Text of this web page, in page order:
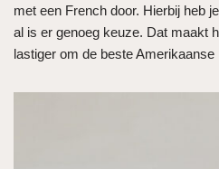
met een French door. Hierbij heb
al is er genoeg keuze. Dat maakt
lastiger om de beste